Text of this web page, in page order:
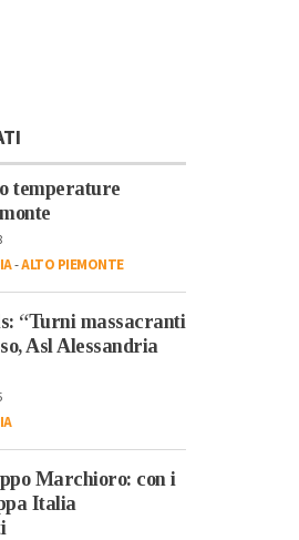
temperature
-ALTO PIEMONTE
“Turni massacranti
Asl Alessandria
Marchioro: con i
Italia